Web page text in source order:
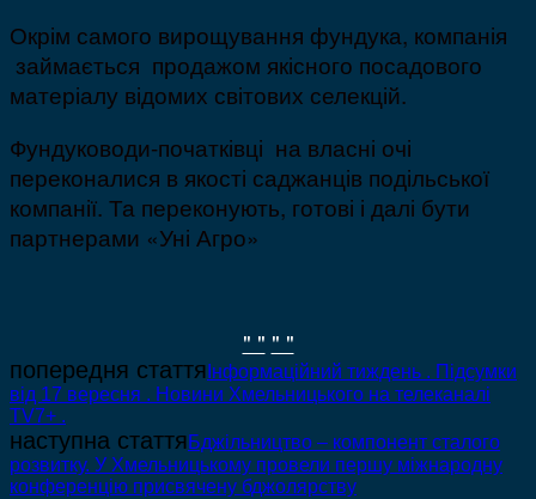
Окрім самого вирощування фундука, компанія
займається продажом якісного посадового
матеріалу відомих світових селекцій.
Фундуководи-початківці на власні очі
переконалися в якості саджанців подільської
компанії. Та переконують, готові і далі бути
партнерами «Уні Агро»
" " " "
попередня стаття Інформаційний тиждень . Підсумки
від 17 вересня . Новини Хмельницького на телеканалі
ТV7+ .
наступна статтяБджільництво – компонент сталого
розвитку. У Хмельницькому провели першу міжнародну
конференцію присвячену бджолярству